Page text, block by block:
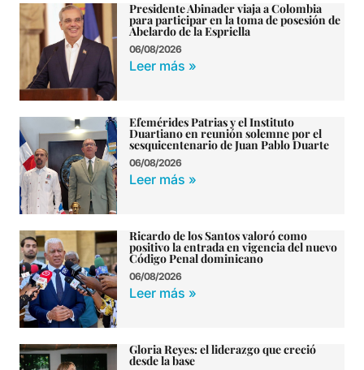
Presidente Abinader viaja a Colombia
para participar en la toma de posesión de
Abelardo de la Espriella
06/08/2026
Leer más »
Efemérides Patrias y el Instituto
Duartiano en reunión solemne por el
sesquicentenario de Juan Pablo Duarte
06/08/2026
Leer más »
Ricardo de los Santos valoró como
positivo la entrada en vigencia del nuevo
Código Penal dominicano
06/08/2026
Leer más »
Gloria Reyes: el liderazgo que creció
desde la base